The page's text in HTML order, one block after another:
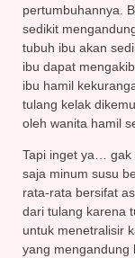
pertumbuhannya.
sedikit
tubuh ibu akan
ibu dapat
ibu hamil
tulang kelak
oleh wanita hamil
Tapi inget ya… gak
saja minum susu
rata-rata bersifat
dari tulang karena
untuk menetralisir
yang mengandung